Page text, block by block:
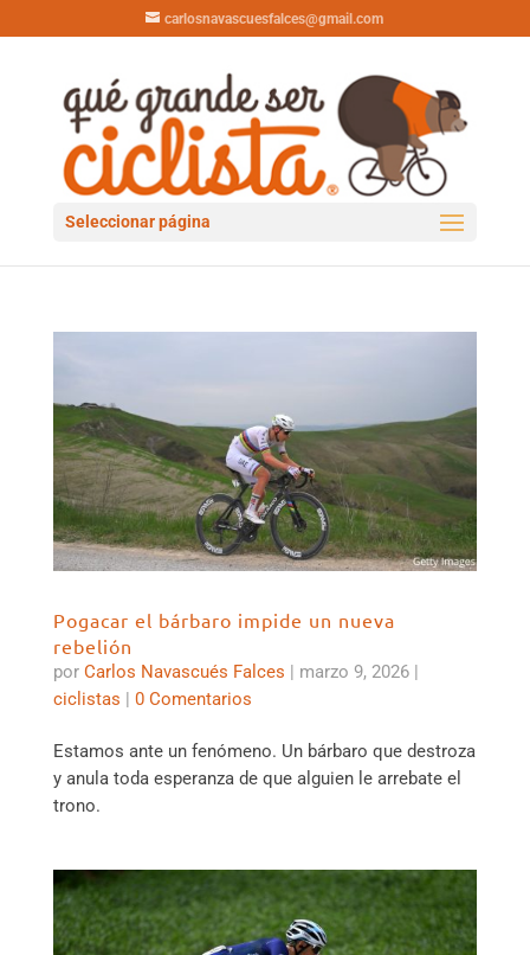
carlosnavascuesfalces@gmail.com
Seleccionar página
Pogacar el bárbaro impide un nueva
rebelión
por Carlos Navascués Falces | marzo 9, 2026 |
ciclistas | 0 Comentarios
Estamos ante un fenómeno. Un bárbaro que destroza
y anula toda esperanza de que alguien le arrebate el
trono.